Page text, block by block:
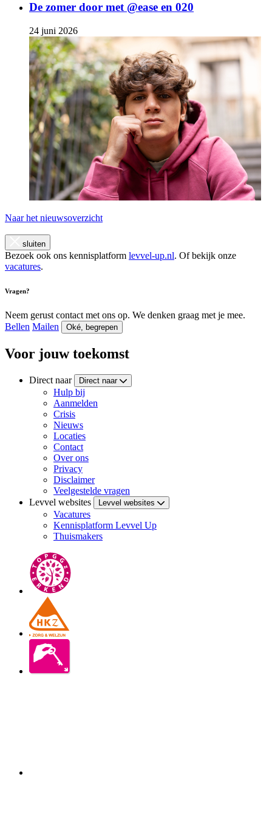
De zomer door met @ease en 020
24 juni 2026
Naar het nieuwsoverzicht
sluiten
Bezoek ook ons kennisplatform levvel-up.nl. Of bekijk onze
vacatures.
Vragen?
Neem gerust contact met ons op. We denken graag met je mee.
Bellen Mailen Oké, begrepen
Voor jouw toekomst
Direct naar Direct naar
Hulp bij
Aanmelden
Crisis
Nieuws
Locaties
Contact
Over ons
Privacy
Disclaimer
Veelgestelde vragen
Levvel websites
Levvel websites
Vacatures
Kennisplatform Levvel Up
Thuismakers